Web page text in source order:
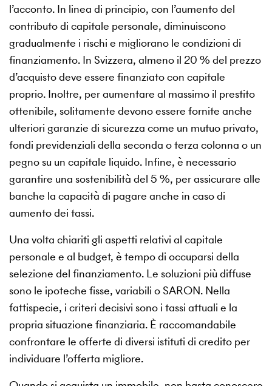
l’acconto. In linea di principio, con l’aumento del
contributo di capitale personale, diminuiscono
gradualmente i rischi e migliorano le condizioni di
finanziamento. In Svizzera, almeno il 20 % del prezzo
d’acquisto deve essere finanziato con capitale
proprio. Inoltre, per aumentare al massimo il prestito
ottenibile, solitamente devono essere fornite anche
ulteriori garanzie di sicurezza come un mutuo privato,
fondi previdenziali della seconda o terza colonna o un
pegno su un capitale liquido. Infine, è necessario
garantire una sostenibilità del 5 %, per assicurare alle
banche la capacità di pagare anche in caso di
aumento dei tassi.
Una volta chiariti gli aspetti relativi al capitale
personale e al budget, è tempo di occuparsi della
selezione del finanziamento. Le soluzioni più diffuse
sono le ipoteche fisse, variabili o SARON. Nella
fattispecie, i criteri decisivi sono i tassi attuali e la
propria situazione finanziaria. È raccomandabile
confrontare le offerte di diversi istituti di credito per
individuare l’offerta migliore.